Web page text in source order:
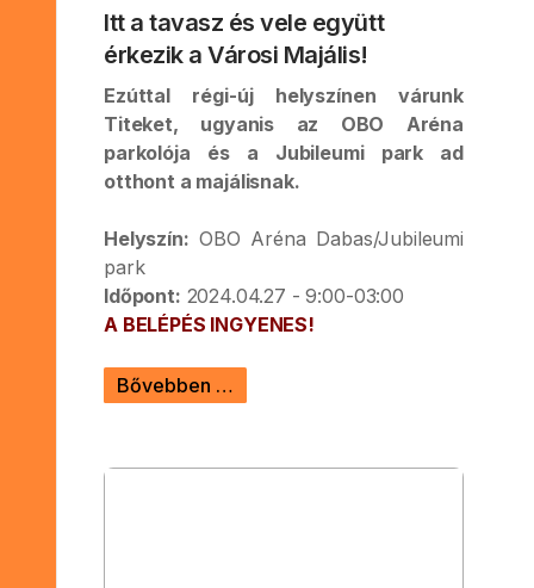
Itt a tavasz és vele együtt
érkezik a Városi Majális!
Ezúttal régi-új helyszínen várunk
Titeket, ugyanis az OBO Aréna
parkolója és a Jubileumi park ad
otthont a majálisnak.
Helyszín: OBO Aréna Dabas/Jubileumi
park
Időpont: 2024.04.27 - 9:00-03:00
A BELÉPÉS INGYENES!
Bővebben …